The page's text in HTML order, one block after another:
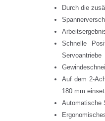
Durch die
Schnelle
Servoantriebe
Auf dem 2-
180 mm
Automatische